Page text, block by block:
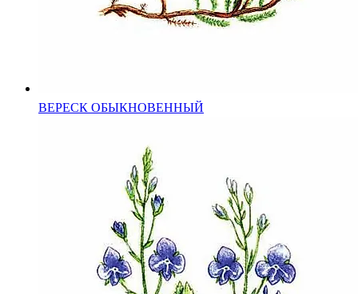
ВЕРЕСК ОБЫКНОВЕННЫЙ